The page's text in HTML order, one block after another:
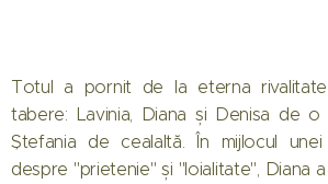
Totul a pornit de la eterna
tabere: Lavinia, Diana și Denisa de
Ștefania de cealaltă. În mijlocul
despre "prietenie" și "loialitate", Diana